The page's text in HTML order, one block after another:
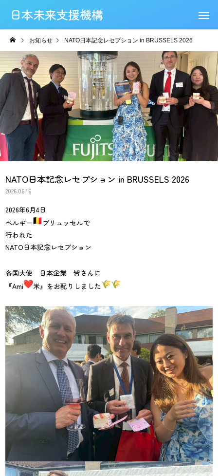
日本未来支援機構
お知らせ NATO日本記念レセプション in BRUSSELS 2026
NATO日本記念レセプション in BRUSSELS 2026
2026.06.16
2026年6月4日
ベルギー
ブリュッセルで
行われた
NATO日本記念レセプション
各国大使 日本企業 皆さんに
『Ami
米』をお配りしました